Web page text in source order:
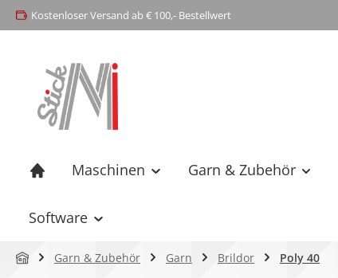
Zur Hauptnavigation springen
Kostenloser Versand ab € 100,- Bestellwert
Maschinen Garn & Zubehör
Software
Garn & Zubehör Garn Brildor Poly 40